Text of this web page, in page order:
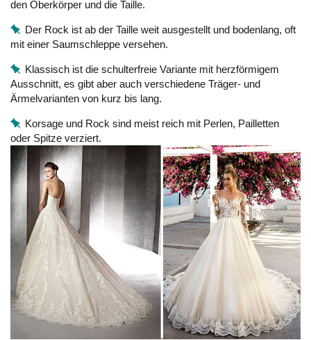
den Oberkörper und die Taille.
Der Rock ist ab der Taille weit ausgestellt und bodenlang, oft
mit einer Saumschleppe versehen.
Klassisch ist die schulterfreie Variante mit herzförmigem
Ausschnitt, es gibt aber auch verschiedene Träger- und
Ärmelvarianten von kurz bis lang.
Korsage und Rock sind meist reich mit Perlen, Pailletten
oder Spitze verziert.